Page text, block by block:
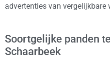
advertenties van vergelijkbare
Soortgelijke panden
Schaarbeek